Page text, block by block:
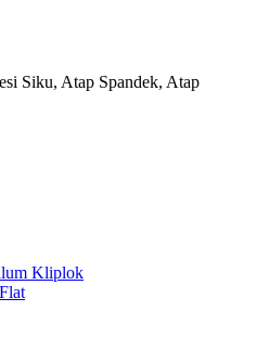
Siku, Atap Spandek, Atap
Kliplok